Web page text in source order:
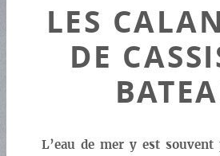
LES
DE
L’eau de mer y est